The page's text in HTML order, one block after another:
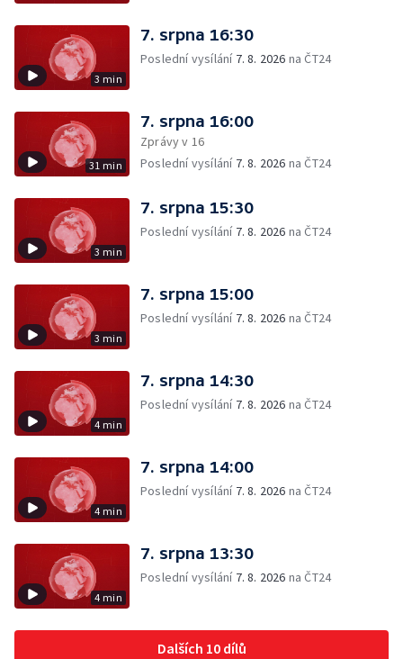
3 min
7. srpna 16:30
Poslední vysílání 7. 8. 2026 na ČT24
31 min
7. srpna 16:00
Zprávy v 16
Poslední vysílání 7. 8. 2026 na ČT24
3 min
7. srpna 15:30
Poslední vysílání 7. 8. 2026 na ČT24
3 min
7. srpna 15:00
Poslední vysílání 7. 8. 2026 na ČT24
4 min
7. srpna 14:30
Poslední vysílání 7. 8. 2026 na ČT24
4 min
7. srpna 14:00
Poslední vysílání 7. 8. 2026 na ČT24
4 min
7. srpna 13:30
Poslední vysílání 7. 8. 2026 na ČT24
Dalších 10 dílů